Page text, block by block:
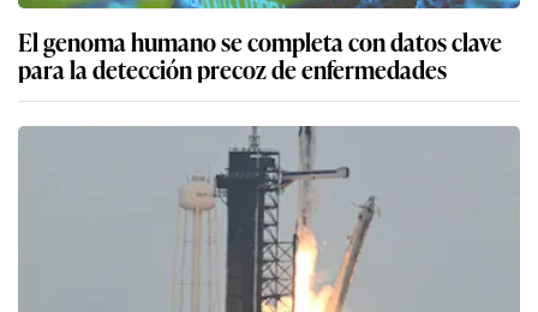
El genoma humano se completa con datos clave
para la detección precoz de enfermedades